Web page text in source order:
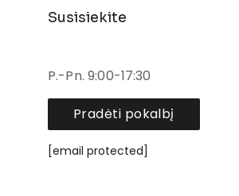
Susisiekite
P.-Pn. 9:00-17:30
Pradėti pokalbį
[email protected]